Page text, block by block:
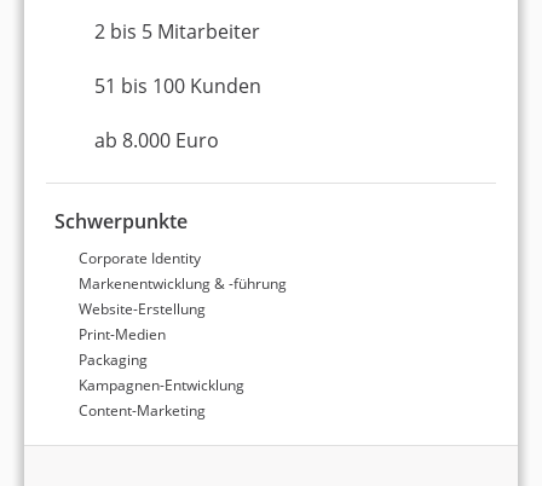
2 bis 5 Mitarbeiter
51 bis 100 Kunden
ab 8.000 Euro
Schwerpunkte
Corporate Identity
Markenentwicklung & -führung
Website-Erstellung
Print-Medien
Packaging
Kampagnen-Entwicklung
Content-Marketing